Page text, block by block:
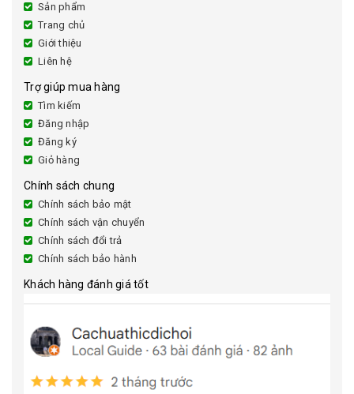
Sản phẩm
Trang chủ
Giới thiệu
Liên hệ
Trợ giúp mua hàng
Tìm kiếm
Đăng nhập
Đăng ký
Giỏ hàng
Chính sách chung
Chính sách bảo mật
Chính sách vận chuyển
Chính sách đổi trả
Chính sách bảo hành
Khách hàng đánh giá tốt